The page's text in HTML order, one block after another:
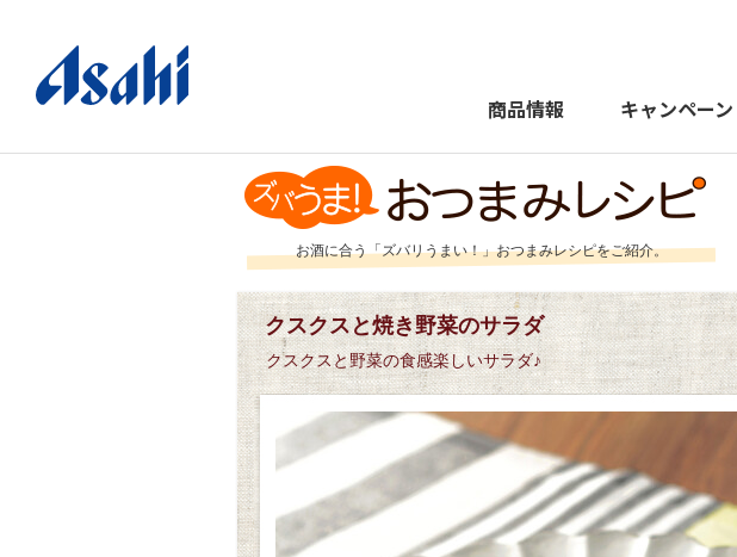
商品情報 キャンペーン
お酒に合う「ズバリうまい！」おつまみレシピをご紹介。
クスクスと焼き野菜のサラダ
クスクスと野菜の食感楽しいサラダ♪